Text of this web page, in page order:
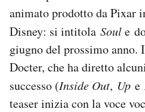
I MIEI PREFERITI
SHOP
CALENDARIO
animato prodotto da Pixar
Disney: si intitola Soule
giugno del prossimo
Docter, che ha diretto
successo (Inside Out, Up e
teaser inizia con la voce